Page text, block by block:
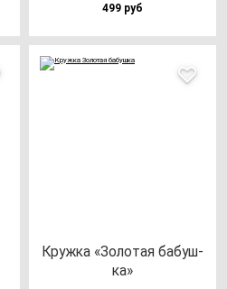
499 руб
Круж­ка «Золо­тая ба­буш­
ка»